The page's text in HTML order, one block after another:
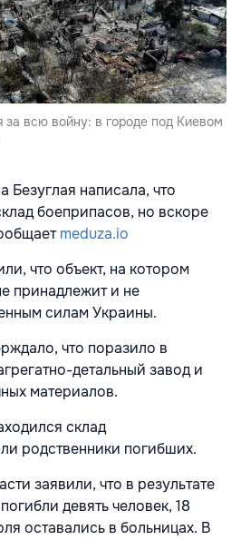
всю войну: в городе под Киевом
Безуглая написала, что
боеприпасов, но вскоре
meduza.io
что объект, на котором
принадлежит и не
силам Украины.
что поразило в
детальный завод и
материалов.
склад
родственники погибших.
заявили, что в результате
девять человек, 18
оставались в больницах. В